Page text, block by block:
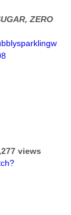
ZERO
views